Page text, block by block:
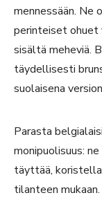
mennessään. Ne
perinteiset ohuet
sisältä meheviä.
täydellisesti
suolaisena
Parasta
monipuolisuus:
täyttää,
tilanteen mukaan.